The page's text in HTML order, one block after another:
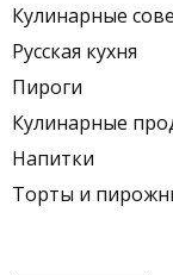
Кулинарные
Русская кухня
Пироги
Кулинарные
Напитки
Торты и